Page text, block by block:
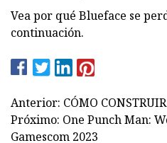
Vea por qué Blueface se
continuación.
Anterior: CÓMO
Próximo: One Punch Man:
Gamescom 2023